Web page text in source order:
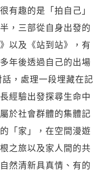
有趣的是「拍自己」
，三部從自身出發的
以及《站到站》，有
年後透過自己的出場
，處理一段埋藏在記
經驗出發探尋生命中
於社會群體的集體記
「家」，在空間漫遊
之旅以及家人間的共
然清新具真情、有的